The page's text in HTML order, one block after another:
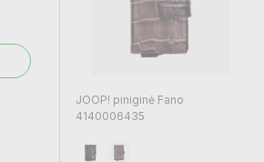
JOOP! piniginė Fano
4140006435